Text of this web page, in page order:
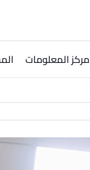
مركز المعلومات